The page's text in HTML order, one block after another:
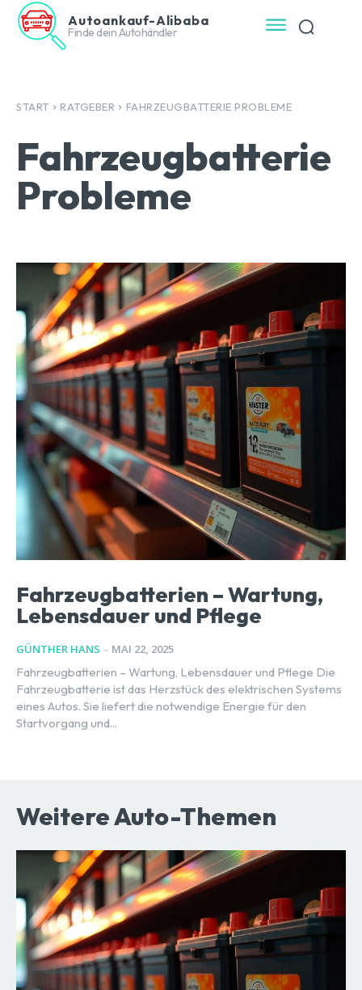
Autoankauf-Alibaba
Finde dein Autohändler
START RATGEBER FAHRZEUGBATTERIE PROBLEME
Fahrzeugbatterie
Probleme
Fahrzeugbatterien – Wartung,
Lebensdauer und Pflege
GÜNTHER HANS - MAI 22, 2025
Fahrzeugbatterien – Wartung, Lebensdauer und Pflege Die
Fahrzeugbatterie ist das Herzstück des elektrischen Systems
eines Autos. Sie liefert die notwendige Energie für den
Startvorgang und...
Weitere Auto-Themen